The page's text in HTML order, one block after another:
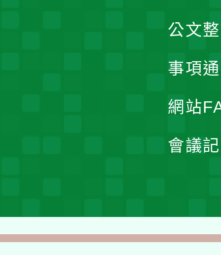
公文
事項
網站
會議